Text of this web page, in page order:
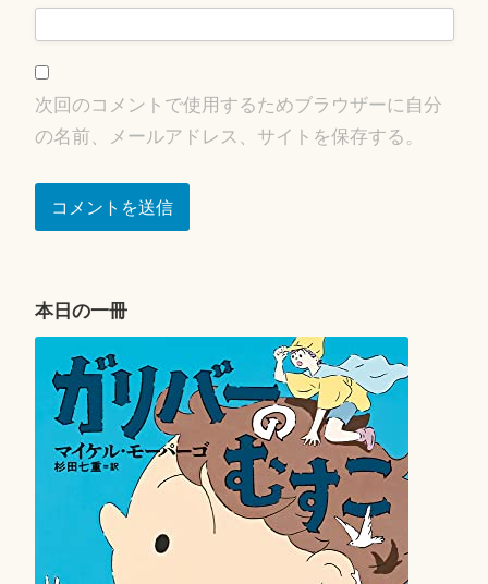
次回のコメントで使用するためブラウザーに自分
の名前、メールアドレス、サイトを保存する。
本日の一冊